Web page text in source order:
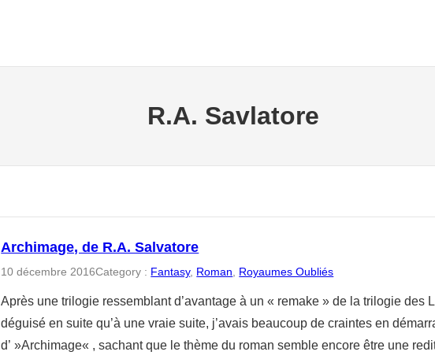
R.A. Savlatore
Archimage, de R.A. Salvatore
10 décembre 2016Category : Fantasy, Roman Royaumes Oubliés
Après une trilogie ressemblant d’avantage à un « remake » de la trilogie des
déguisé en suite qu’à une vraie suite, j’avais beaucoup de craintes en
d’ »Archimage« , sachant que le thème du roman semble encore être une